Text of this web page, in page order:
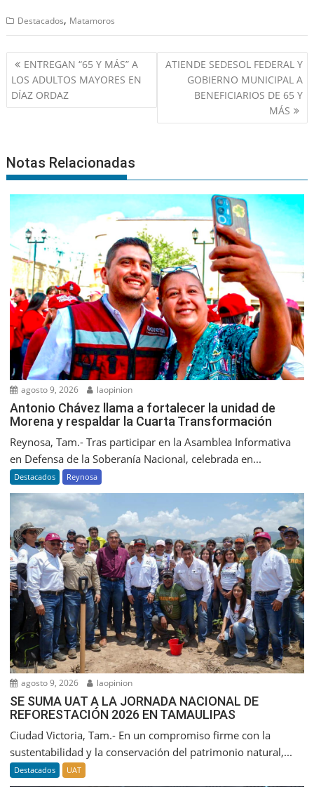
Destacados, Matamoros
Navegación
de
entradas
ENTREGAN “65 Y MÁS” A
LOS ADULTOS MAYORES EN
DÍAZ ORDAZ
ATIENDE SEDESOL FEDERAL Y
GOBIERNO MUNICIPAL A
BENEFICIARIOS DE 65 Y
MÁS
Notas Relacionadas
agosto 9, 2026 laopinion
Antonio Chávez llama a fortalecer la unidad de
Morena y respaldar la Cuarta Transformación
Reynosa, Tam.- Tras participar en la Asamblea Informativa
en Defensa de la Soberanía Nacional, celebrada en...
Destacados Reynosa
agosto 9, 2026 laopinion
SE SUMA UAT A LA JORNADA NACIONAL DE
REFORESTACIÓN 2026 EN TAMAULIPAS
Ciudad Victoria, Tam.- En un compromiso firme con la
sustentabilidad y la conservación del patrimonio natural,...
Destacados UAT